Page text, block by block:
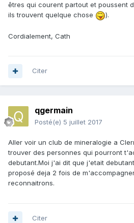
êtres qui courent partout et poussent
ils trouvent quelque chose
).
Cordialement, Cath
Citer
qgermain
Posté(e) 5 juillet 2017
Aller voir un club de mineralogie a
trouver des personnes qui pourront
debutant.Moi j'ai dit que j'etait
proposé deja 2 fois de
reconnaitrons.
Citer